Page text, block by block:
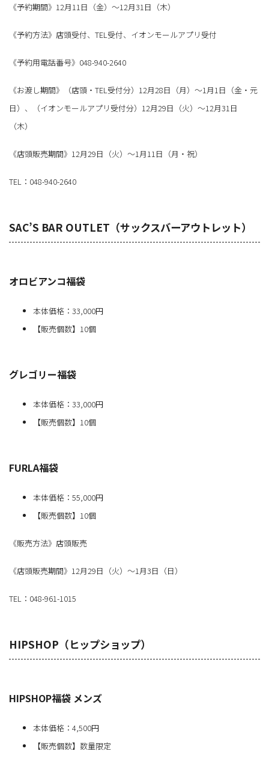
《予約期間》12月11日（金）～12月31日（木）
《予約方法》店頭受付、TEL受付、イオンモールアプリ受付
《予約用電話番号》048-940-2640
《お渡し期間》（店頭・TEL受付分）12月28日（月）～1月1日（金・元
日）、（イオンモールアプリ受付分）12月29日（火）～12月31日
（木）
《店頭販売期間》12月29日（火）～1月11日（月・祝）
TEL：048-940-2640
SAC’S BAR OUTLET（サックスバーアウトレット）
オロビアンコ福袋
本体価格：33,000円
【販売個数】10個
グレゴリー福袋
本体価格：33,000円
【販売個数】10個
FURLA福袋
本体価格：55,000円
【販売個数】10個
《販売方法》店頭販売
《店頭販売期間》12月29日（火）～1月3日（日）
TEL：048-961-1015
HIPSHOP（ヒップショップ）
HIPSHOP福袋 メンズ
本体価格：4,500円
【販売個数】数量限定